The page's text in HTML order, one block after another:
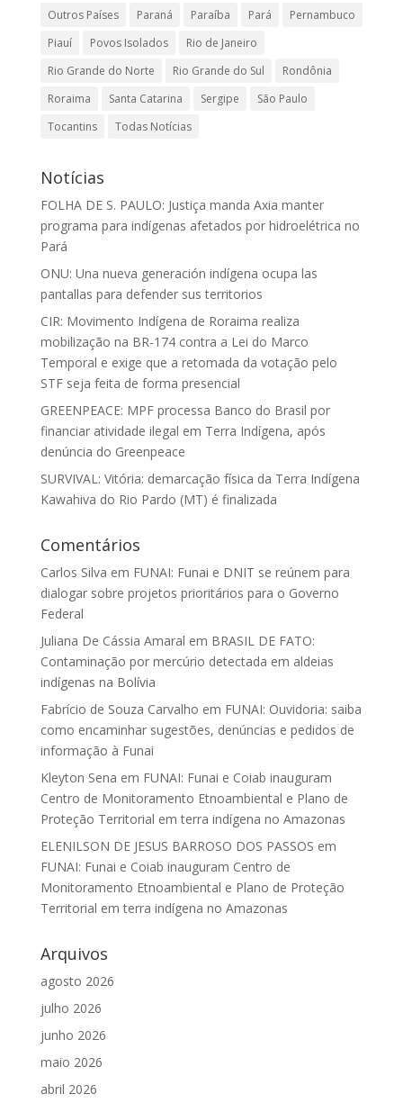
Outros Países
Paraná Paraíba Pará
Pernambuco
Piauí
Povos Isolados
Rio de Janeiro
Rio Grande do Norte
Rio Grande do Sul
Rondônia
Roraima
Santa Catarina Sergipe
São Paulo
Tocantins
Todas Notícias
Notícias
FOLHA DE S. PAULO: Justiça manda Axia manter
programa para indígenas afetados por hidroelétrica no
Pará
ONU: Una nueva generación indígena ocupa las
pantallas para defender sus territorios
CIR: Movimento Indígena de Roraima realiza
mobilização na BR-174 contra a Lei do Marco
Temporal e exige que a retomada da votação pelo
STF seja feita de forma presencial
GREENPEACE: MPF processa Banco do Brasil por
financiar atividade ilegal em Terra Indígena, após
denúncia do Greenpeace
SURVIVAL: Vitória: demarcação física da Terra Indígena
Kawahiva do Rio Pardo (MT) é finalizada
Comentários
Carlos Silva em FUNAI: Funai e DNIT se reúnem para
dialogar sobre projetos prioritários para o Governo
Federal
Juliana De Cássia Amaral em BRASIL DE FATO:
Contaminação por mercúrio detectada em aldeias
indígenas na Bolívia
Fabrício de Souza Carvalho em FUNAI: Ouvidoria: saiba
como encaminhar sugestões, denúncias e pedidos de
informação à Funai
Kleyton Sena em FUNAI: Funai e Coiab inauguram
Centro de Monitoramento Etnoambiental e Plano de
Proteção Territorial em terra indígena no Amazonas
ELENILSON DE JESUS BARROSO DOS PASSOS em
FUNAI: Funai e Coiab inauguram Centro de
Monitoramento Etnoambiental e Plano de Proteção
Territorial em terra indígena no Amazonas
Arquivos
agosto 2026
julho 2026
junho 2026
maio 2026
abril 2026